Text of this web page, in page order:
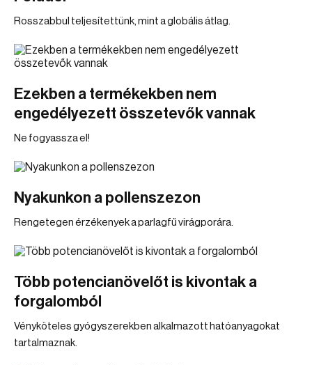
Rosszabbul teljesítettünk, mint a globális átlag.
Ezekben a termékekben nem
engedélyezett összetevők vannak
Ne fogyassza el!
Nyakunkon a pollenszezon
Rengetegen érzékenyek a parlagfű virágporára.
Több potencianövelőt is kivontak a
forgalomból
Vényköteles gyógyszerekben alkalmazott hatóanyagokat
tartalmaznak.